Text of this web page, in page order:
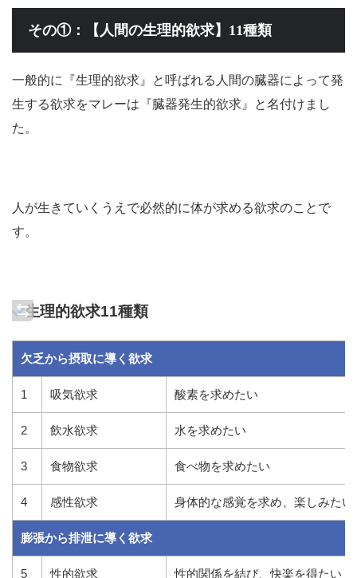
その①：【人間の生理的欲求】11種類
一般的に『生理的欲求』と呼ばれる人間の臓器によって発
生する欲求をマレーは『臓器発生的欲求』と名付けまし
た。
人が生きていくうえで必然的に体が求める欲求のことで
す。
生理的欲求11種類
欠乏から摂取に導く欲求
1 吸気欲求 酸素を求めたい
2 飲水欲求 水を求めたい
3 食物欲求 食べ物を求めたい
4 感性欲求 身体的な感覚を求め、楽しみたい
膨張から排泄に導く欲求
5 性的欲求 性的関係を結び、快楽を得たい